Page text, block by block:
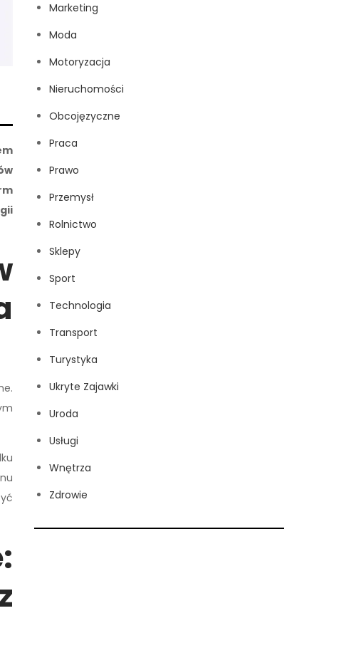
Marketing
Moda
Motoryzacja
Nieruchomości
Obcojęzyczne
Praca
Prawo
Przemysł
Rolnictwo
Sklepy
Sport
Technologia
Transport
Turystyka
Ukryte Zajawki
Uroda
Usługi
Wnętrza
Zdrowie